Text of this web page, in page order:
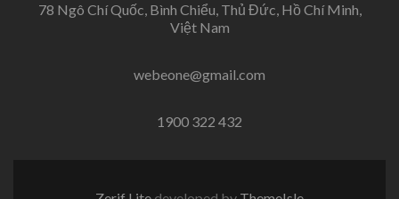
78 Ngô Chí Quốc, Bình Chiểu, Thủ Đức, Hồ Chí Minh,
Việt Nam
webeone@gmail.com
1900 322 432